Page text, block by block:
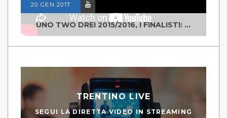
20 GEN 2017
UNO TWO DREI 2015/2016, I FINALISTI: CLASSE IV ALS ISTITUTO "DEGASPERI" BORGO VALSUGANA
TRENTINO LIVE
SEGUI LA DIRETTA VIDEO IN STREAMING